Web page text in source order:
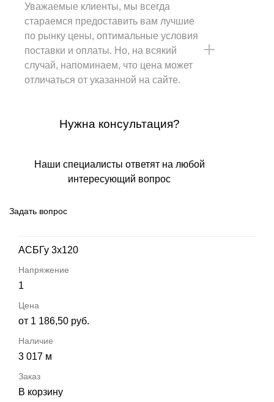
Уважаемые клиенты, мы всегда
стараемся предоставить вам лучшие
по рынку цены, оптимальные условия
поставки и оплаты. Но, на всякий
случай, напоминаем, что цена может
отличаться от указанной на сайте.
Нужна консультация?
Наши специалисты ответят на любой
интересующий вопрос
Задать вопрос
АСБГу 3х120
1
от 1 186,50 руб.
3 017 м
В корзину